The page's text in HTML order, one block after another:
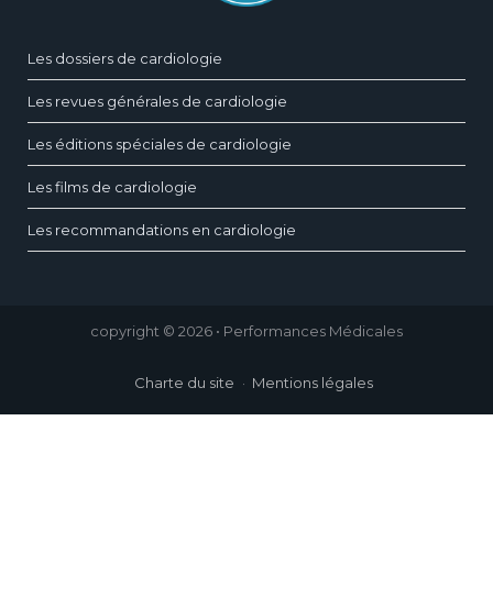
Les dossiers de cardiologie
Les revues générales de cardiologie
Les éditions spéciales de cardiologie
Les films de cardiologie
Les recommandations en cardiologie
copyright © 2026 • Performances Médicales
Charte du site Mentions légales